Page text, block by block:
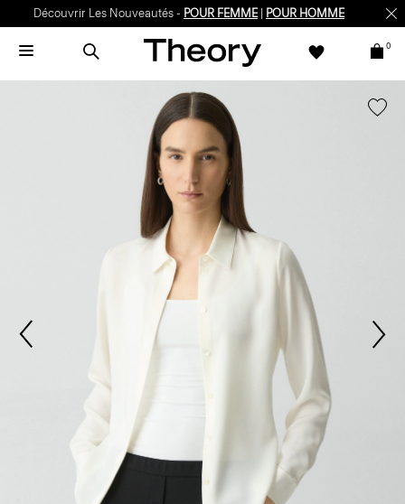
Découvrir Les Nouveautés - POUR FEMME POUR HOMME
0